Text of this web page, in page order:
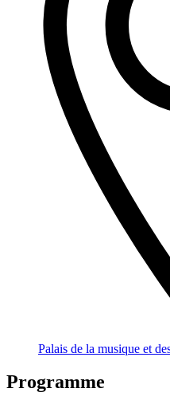
Palais de la musique et
Programme